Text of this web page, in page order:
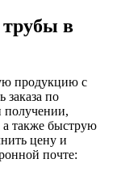
в
продукцию с
заказа по
получении,
также быструю
цену и
почте: